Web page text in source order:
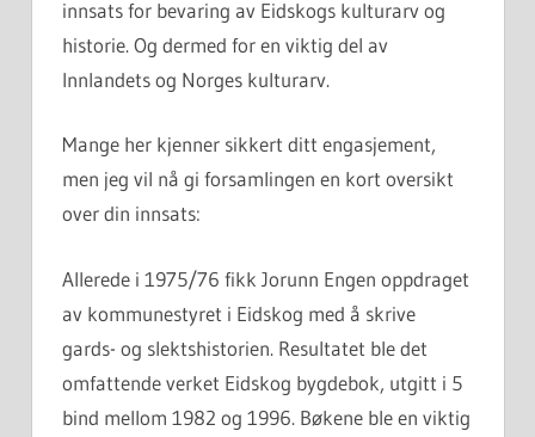
innsats for bevaring av Eidskogs kulturarv og
historie. Og dermed for en viktig del av
Innlandets og Norges kulturarv.
Mange her kjenner sikkert ditt engasjement,
men jeg vil nå gi forsamlingen en kort oversikt
over din innsats:
Allerede i 1975/76 fikk Jorunn Engen oppdraget
av kommunestyret i Eidskog med å skrive
gards- og slektshistorien. Resultatet ble det
omfattende verket Eidskog bygdebok, utgitt i 5
bind mellom 1982 og 1996. Bøkene ble en viktig